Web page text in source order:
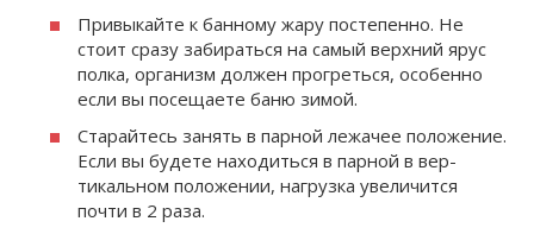
Привыкайте к банному жару посте­пенно. Не
стоит сразу забираться на самый верхний ярус
полка, ор­ганизм должен прогреться, осо­бенно
если вы посещаете баню зимой.
Старайтесь занять в парной лежачее положение.
Если вы будете находиться в парной в вер­
тикальном положении, нагрузка увеличится
почти в 2 раза.